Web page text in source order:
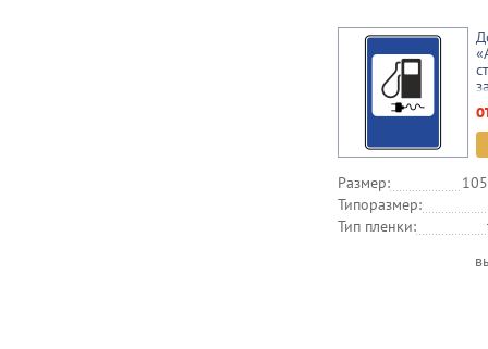
Размер:
Типоразмер:
Тип пленки: